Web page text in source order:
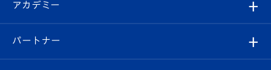
イベント
メディア
スタッフプロフィール
マスコット紹介
ヴィヴィくんの長崎おもてなしガイド
スタジアムグルメ
V-LOVERS（ファンクラブ）
プレイヤーズスイート
オンラインショップ
店舗情報
アカデミー
育成からのお知らせ
パートナー